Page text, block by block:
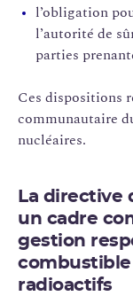
l’obligation
l’autorité de
parties
Ces dispositions
communautaire
nucléaires.
La directive
un cadre
gestion
radioactifs